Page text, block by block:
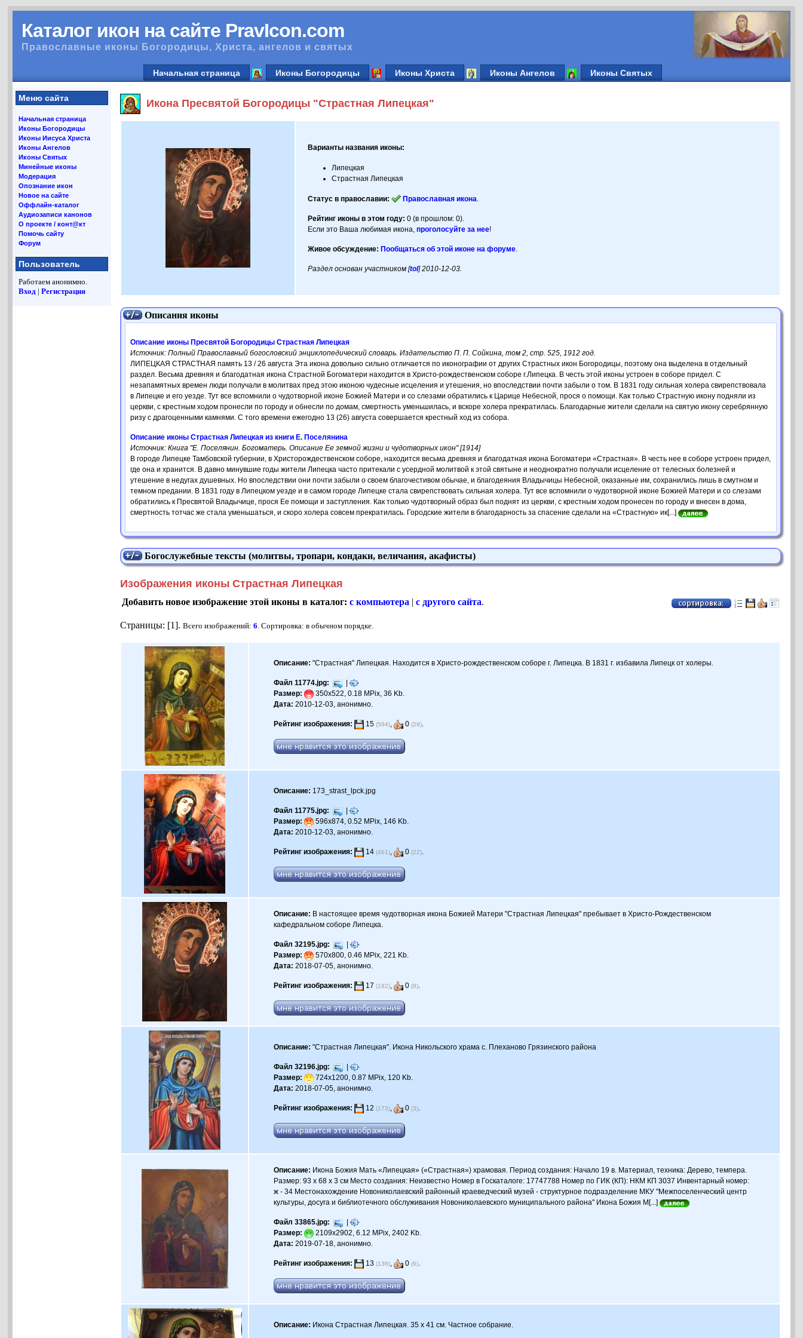
Каталог икон на сайте PravIcon.com
Православные иконы Богородицы, Христа, ангелов и святых
Начальная страница Иконы Богородицы Иконы Христа Иконы Ангелов Иконы Святых
Меню сайта
Начальная страница
Иконы Богородицы
Иконы Иисуса Христа
Иконы Ангелов
Иконы Святых
Минейные иконы
Модерация
Опознание икон
Новое на сайте
Оффлайн-каталог
Аудиозаписи канонов
О проекте / конт@кт
Помочь сайту
Форум
Пользователь
Работаем анонимно.
Вход |Регистрация
Икона Пресвятой Богородицы "Страстная Липецкая"
Варианты названия иконы:
Липецкая
Страстная Липецкая
Статус в православии: Православная икона.
Рейтинг иконы в этом году: 0 (в прошлом: 0).
Если это Ваша любимая икона,проголосуйте за нее!
Живое обсуждение: Пообщаться об этой иконе на форуме.
Раздел основан участником [tol] 2010-12-03.
Описания иконы
Описание иконы Пресвятой Богородицы Страстная Липецкая
Источник: Полный Православный богословский энциклопедический словарь. Издательство П. П. Сойкина, том 2, стр. 525, 1912 год.
ЛИПЕЦКАЯ СТРАСТНАЯ память 13 / 26 августа Эта икона довольно сильно отличается по иконографии от других Страстных икон Богородицы, поэтому она выделена в отдельный
раздел. Весьма древняя и благодатная икона Страстной Богоматери находится в Христо-рождественском соборе г.Липецка. В честь этой иконы устроен в соборе придел. С
незапамятных времен люди получали в молитвах пред этою иконою чудесные исцеления и утешения, но впоследствии почти забыли о том. В 1831 году сильная холера свирепствовала
в Липецке и его уезде. Тут все вспомнили о чудотворной иконе Божией Матери и со слезами обратились к Царице Небесной, прося о помощи. Как только Страстную икону подняли из
церкви, с крестным ходом пронесли по городу и обнесли по домам, смертность уменьшилась, и вскоре холера прекратилась. Благодарные жители сделали на святую икону серебрянную
ризу с драгоценными камнями. С того времени ежегодно 13 (26) августа совершается крестный ход из собора.
Описание иконы Страстная Липецкая из книги Е. Поселянина
Источник: Книга "Е. Поселянин. Богоматерь. Описание Ее земной жизни и чудотворных икон" [1914]
В городе Липецке Тамбовской губернии, в Христорождественском соборе, находится весьма древняя и благодатная икона Богоматери «Страстная». В честь нее в соборе устроен придел,
где она и хранится. В давно минувшие годы жители Липецка часто притекали с усердной молитвой к этой святыне и неоднократно получали исцеление от телесных болезней и
утешение в недугах душевных. Но впоследствии они почти забыли о своем благочестивом обычае, и благодеяния Владычицы Небесной, оказанные им, сохранились лишь в смутном и
темном предании. В 1831 году в Липецком уезде и в самом городе Липецке стала свирепствовать сильная холера. Тут все вспомнили о чудотворной иконе Божией Матери и со слезами
обратились к Пресвятой Владычице, прося Ее помощи и заступления. Как только чудотворный образ был поднят из церкви, с крестным ходом пронесен по городу и внесен в дома,
смертность тотчас же стала уменьшаться, и скоро холера совсем прекратилась. Городские жители в благодарность за спасение сделали на «Страстную» ик[...]
Богослужебные тексты (молитвы, тропари, кондаки, величания, акафисты)
Изображения иконы Страстная Липецкая
Добавить новое изображение этой иконы в каталог:с компьютера |с другого сайта.
Страницы: [1].Всего изображений:6. Сортировка: в обычном порядке.
Описание: "Страстная" Липецкая. Находится в Христо-рождественском соборе г. Липецка. В 1831 г. избавила Липецк от холеры.
Файл 11774.jpg:
|
Размер:
350x522, 0.18 MPix, 36 Kb.
Дата: 2010-12-03, анонимно.
Рейтинг изображения: 15(594), 0(29).
Описание: 173_strast_lpck.jpg
Файл 11775.jpg:
|
Размер:
596x874, 0.52 MPix, 146 Kb.
Дата: 2010-12-03, анонимно.
Рейтинг изображения: 14(461), 0(22).
Описание: В настоящее время чудотворная икона Божией Матери "Страстная Липецкая" пребывает в Христо-Рождественском
кафедральном соборе Липецка.
Файл 32195.jpg:
|
Размер:
570x800, 0.46 MPix, 221 Kb.
Дата: 2018-07-05, анонимно.
Рейтинг изображения: 17(182), 0(8).
Описание: "Страстная Липецкая". Икона Никольского храма с. Плеханово Грязинского района
Файл 32196.jpg:
|
Размер:
724x1200, 0.87 MPix, 120 Kb.
Дата: 2018-07-05, анонимно.
Рейтинг изображения: 12(173), 0(3).
Описание: Икона Божия Мать «Липецкая» («Страстная») храмовая. Период создания: Начало 19 в. Материал, техника: Дерево, темпера.
Размер: 93 х 68 х 3 см Место создания: Неизвестно Номер в Госкаталоге: 17747788 Номер по ГИК (КП): НКМ КП 3037 Инвентарный номер:
ж - 34 Местонахождение Новониколаевский районный краеведческий музей - структурное подразделение МКУ "Межпоселенческий центр
культуры, досуга и библиотечного обслуживания Новониколаевского муниципального района" Икона Божия М[...]
Файл 33865.jpg:
|
Размер:
2109x2902, 6.12 MPix, 2402 Kb.
Дата: 2019-07-18, анонимно.
Рейтинг изображения: 13(136), 0(6).
Описание: Икона Страстная Липецкая. 35 х 41 см. Частное собрание.